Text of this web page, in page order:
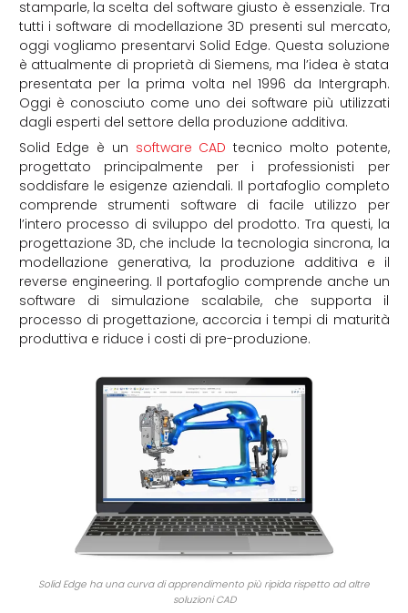
stamparle, la scelta del software giusto è essenziale. Tra
tutti i software di modellazione 3D presenti sul mercato,
oggi vogliamo presentarvi Solid Edge. Questa soluzione
è attualmente di proprietà di Siemens, ma l’idea è stata
presentata per la prima volta nel 1996 da Intergraph.
Oggi è conosciuto come uno dei software più utilizzati
dagli esperti del settore della produzione additiva.
Solid Edge è un software CAD tecnico molto potente,
progettato principalmente per i professionisti per
soddisfare le esigenze aziendali. Il portafoglio completo
comprende strumenti software di facile utilizzo per
l’intero processo di sviluppo del prodotto. Tra questi, la
progettazione 3D, che include la tecnologia sincrona, la
modellazione generativa, la produzione additiva e il
reverse engineering. Il portafoglio comprende anche un
software di simulazione scalabile, che supporta il
processo di progettazione, accorcia i tempi di maturità
produttiva e riduce i costi di pre-produzione.
Solid Edge ha una curva di apprendimento più ripida rispetto ad altre
soluzioni CAD